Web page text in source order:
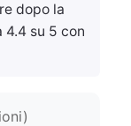
dopo la
4.4 su 5 con